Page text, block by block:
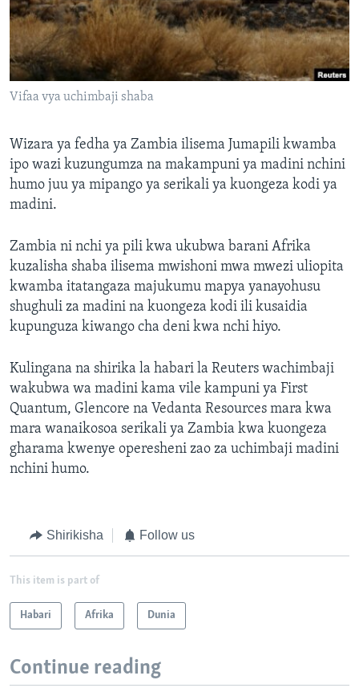
Vifaa vya uchimbaji shaba
Wizara ya fedha ya Zambia ilisema Jumapili kwamba
ipo wazi kuzungumza na makampuni ya madini nchini
humo juu ya mipango ya serikali ya kuongeza kodi ya
madini.
Zambia ni nchi ya pili kwa ukubwa barani Afrika
kuzalisha shaba ilisema mwishoni mwa mwezi uliopita
kwamba itatangaza majukumu mapya yanayohusu
shughuli za madini na kuongeza kodi ili kusaidia
kupunguza kiwango cha deni kwa nchi hiyo.
Kulingana na shirika la habari la Reuters wachimbaji
wakubwa wa madini kama vile kampuni ya First
Quantum, Glencore na Vedanta Resources mara kwa
mara wanaikosoa serikali ya Zambia kwa kuongeza
gharama kwenye operesheni zao za uchimbaji madini
nchini humo.
Shirikisha Follow us
This item is part of
Habari Afrika Dunia
Continue reading